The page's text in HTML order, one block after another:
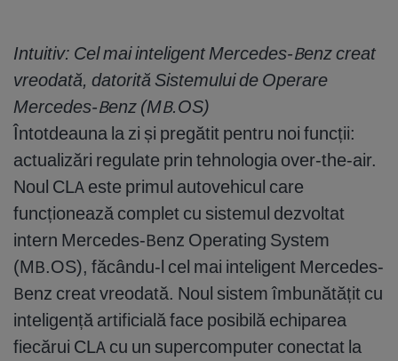
Intuitiv: Cel mai inteligent Mercedes-Benz creat
vreodată, datorită Sistemului de Operare
Mercedes-Benz (MB.OS)
Întotdeauna la zi și pregătit pentru noi funcții:
actualizări regulate prin tehnologia over-the-air.
Noul CLA este primul autovehicul care
funcționează complet cu sistemul dezvoltat
intern Mercedes-Benz Operating System
(MB.OS), făcându-l cel mai inteligent Mercedes-
Benz creat vreodată. Noul sistem îmbunătățit cu
inteligență artificială face posibilă echiparea
fiecărui CLA cu un supercomputer conectat la